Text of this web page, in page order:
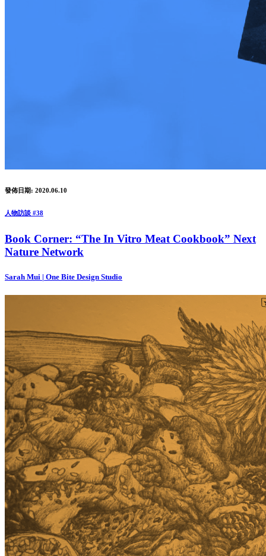
發佈日期: 2020.06.10
人物訪談 #38
Book Corner: “The In Vitro Meat Cookbook” Next
Nature Network
Sarah Mui | One Bite Design Studio